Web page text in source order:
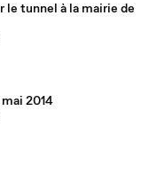
le tunnel à la mairie de
2014